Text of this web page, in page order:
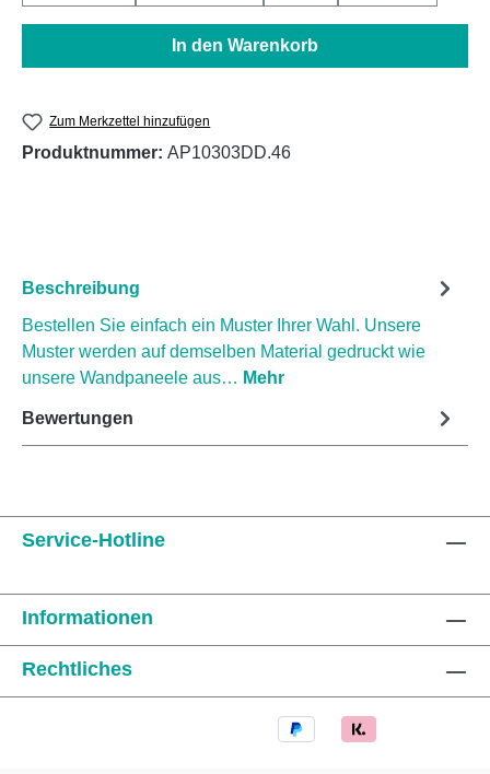
In den Warenkorb
Zum Merkzettel hinzufügen
Produktnummer: AP10303DD.46
Beschreibung
Bestellen Sie einfach ein Muster Ihrer Wahl. Unsere
Muster werden auf demselben Material gedruckt wie
unsere Wandpaneele aus… Mehr
Bewertungen
Service-Hotline
Informationen
Rechtliches